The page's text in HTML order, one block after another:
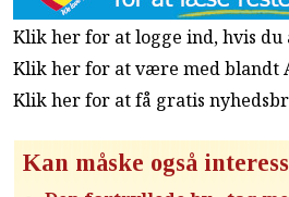
Klik her for at logge ind, hvis du
Klik her for at være med blandt
Klik her for at få gratis
Kan måske også